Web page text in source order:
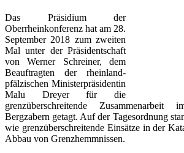
Das Präsidium der
Oberrheinkonferenz hat am 28.
September 2018 zum zweiten
Mal unter der Präsidentschaft
von Werner Schreiner, dem
Beauftragten der rheinland-
pfälzischen Ministerpräsidentin
Malu Dreyer für die
grenzüberschreitende
Bergzabern getagt. Auf der Tagesordnung
wie grenzüberschreitende Einsätze in der
Abbau von Grenzhemmnissen.